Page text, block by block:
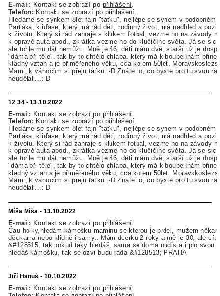
E-mail: Kontakt se zobrazí po přihlášení
Telefon: Kontakt se zobrazí po přihlášení
Hledáme se synkem 8let fajn "taťku", nejlépe se synem v podobném
Parťáka, kliďase, který má rád děti, rodinný život, má nadhled a
k životu. Který si rád zahraje s klukem fotbal, vezme ho na závody
k opravě auta apod., zkrátka vezme ho do klučičího světa. Já se
ale tohle mu dát nemůžu. Mně je 46, děti mám dvě, starší už je
"dáma při těle", tak by to chtělo chlapa, který má k boubelínám
kladný vztah a je přiměřeného věku, cca kolem 50let.
Mami, k vánocům si přeju taťku :-D Znáte to, co byste pro tu svou
neudělali...:-D
12 34 - 13.10.2022
E-mail: Kontakt se zobrazí po přihlášení
Telefon: Kontakt se zobrazí po přihlášení
Hledáme se synkem 8let fajn "taťku", nejlépe se synem v podobném
Parťáka, kliďase, který má rád děti, rodinný život, má nadhled a
k životu. Který si rád zahraje s klukem fotbal, vezme ho na závody
k opravě auta apod., zkrátka vezme ho do klučičího světa. Já se
ale tohle mu dát nemůžu. Mně je 46, děti mám dvě, starší už je
"dáma při těle", tak by to chtělo chlapa, který má k boubelínám
kladný vztah a je přiměřeného věku, cca kolem 50let.
Mami, k vánocům si přeju taťku :-D Znáte to, co byste pro tu svou
neudělali...:-D
Míša Míša - 13.10.2022
E-mail: Kontakt se zobrazí po přihlášení
Čau holky,hledám kámošku maminu se kterou je prdel, mužem
děckama nebo klidně i samy.. Mám dcerku 2 roky a mě je 30, ale
&#128515; tak pokud taky hledáš, sama se doma nudis a i pro svou
hledáš kámošku, tak se ozvi budu ráda &#128513; PRAHA
Jiří Hanuš - 10.10.2022
E-mail: Kontakt se zobrazí po přihlášení